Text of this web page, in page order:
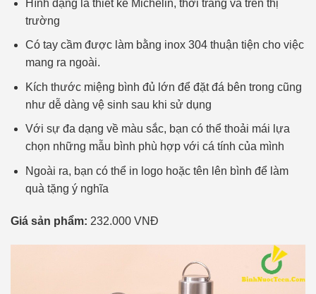
Hình dạng là thiết kế Michelin, thời trang và trên thị
trường
Có tay cầm được làm bằng inox 304 thuận tiện cho việc
mang ra ngoài.
Kích thước miệng bình đủ lớn để đặt đá bên trong cũng
như dễ dàng vệ sinh sau khi sử dụng
Với sự đa dạng về màu sắc, bạn có thể thoải mái lựa
chọn những mẫu bình phù hợp với cá tính của mình
Ngoài ra, bạn có thể in logo hoặc tên lên bình để làm
quà tặng ý nghĩa
Giá sản phẩm: 232.000 VNĐ